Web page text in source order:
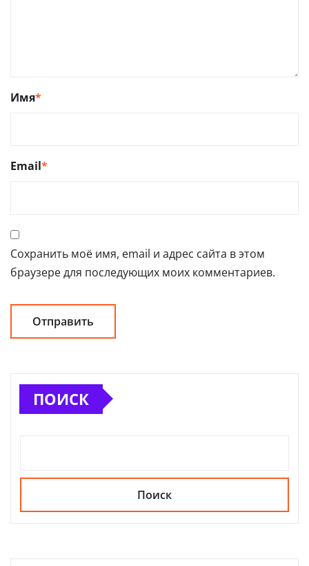
Имя*
Email*
Сохранить моё имя, email и адрес сайта в этом
браузере для последующих моих комментариев.
ПОИСК
Поиск